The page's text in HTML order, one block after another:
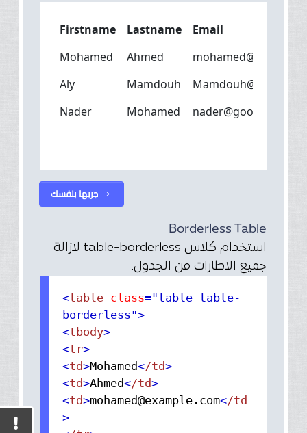
جربها بنفسك chevron_right
Borderless Table
استخدام كلاس table-borderless لازالة
جميع الاطارات من الجدول.
<table class="table table-
borderless">
<tbody>
<tr>
<td>Mohamed</td>
<td>Ahmed</td>
<td>mohamed@example.com</td
>